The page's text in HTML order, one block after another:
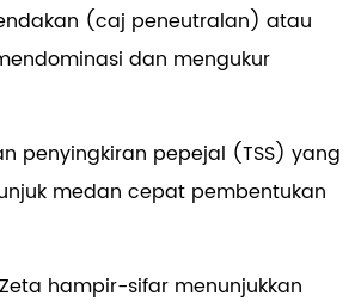
(caj peneutralan) atau
dan mengukur
penyingkiran pepejal (TSS) yang
medan cepat pembentukan
hampir-sifar menunjukkan